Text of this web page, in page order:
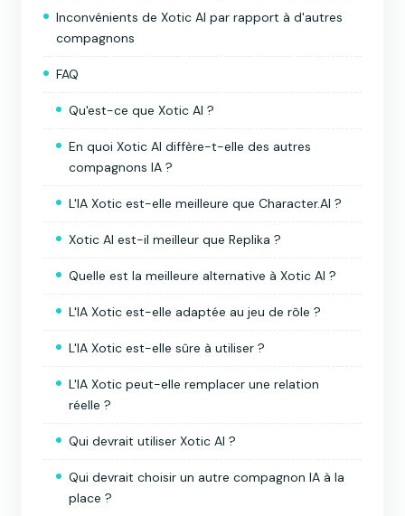
Inconvénients de Xotic AI par rapport à d'autres
compagnons
FAQ
Qu'est-ce que Xotic AI ?
En quoi Xotic AI diffère-t-elle des autres
compagnons IA ?
L'IA Xotic est-elle meilleure que Character.AI ?
Xotic AI est-il meilleur que Replika ?
Quelle est la meilleure alternative à Xotic AI ?
L'IA Xotic est-elle adaptée au jeu de rôle ?
L'IA Xotic est-elle sûre à utiliser ?
L'IA Xotic peut-elle remplacer une relation
réelle ?
Qui devrait utiliser Xotic AI ?
Qui devrait choisir un autre compagnon IA à la
place ?